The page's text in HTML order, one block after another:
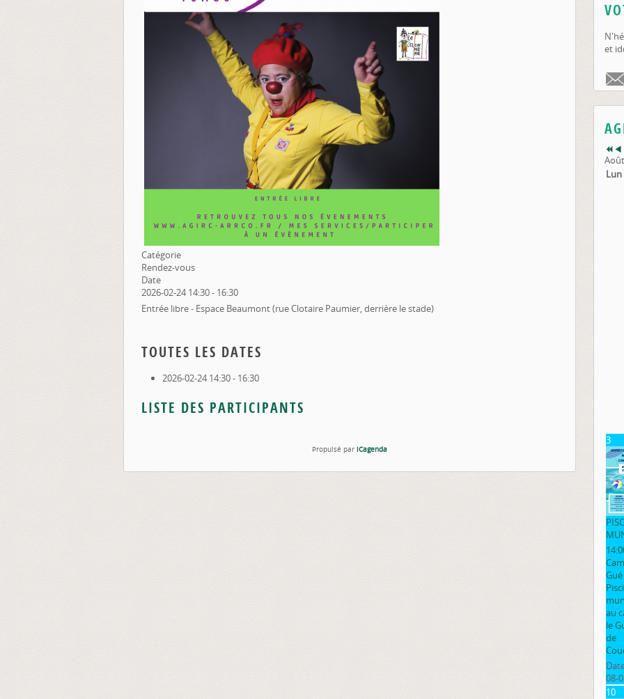
Catégorie
Rendez-vous
Date
2026-02-24 14:30- 16:30
Entrée libre - Espace Beaumont (rue Clotaire Paumier, derrière le stade)
TOUTES LES DATES
2026-02-24 14:30 - 16:30
LISTE DES PARTICIPANTS
Propulsé par iCagenda
et
Lun
3
Gué
au
le
de
08-
10